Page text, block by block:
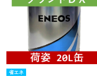
省エネ